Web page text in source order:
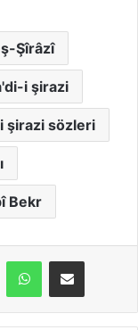
Şîrâzî
i şirazi
şirazi sözleri
Bekr